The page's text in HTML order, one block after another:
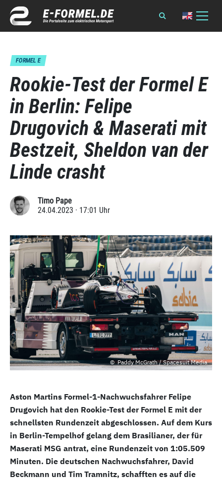
FORMEL E
Rookie-Test der Formel E
in Berlin: Felipe
Drugovich & Maserati mit
Bestzeit, Sheldon van der
Linde crasht
Timo Pape
24.04.2023 · 17:01 Uhr
Paddy McGrath / Spacesuit Media
Aston Martins Formel-1-Nachwuchsfahrer Felipe
Drugovich hat den Rookie-Test der Formel E mit der
schnellsten Rundenzeit abgeschlossen. Auf dem Kurs
in Berlin-Tempelhof gelang dem Brasilianer, der für
Maserati MSG antrat, eine Rundenzeit von 1:05.509
Minuten. Die deutschen Nachwuchsfahrer, David
Beckmann und Tim Tramnitz, schafften es auf die